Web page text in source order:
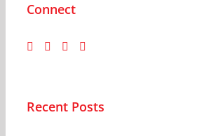
Connect
Recent Posts